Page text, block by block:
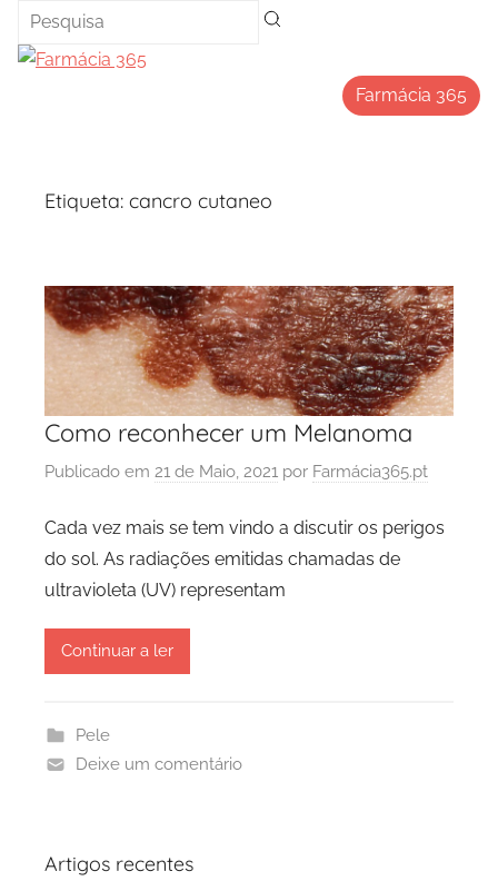
Saltar
para
Farmácia 365
Etiqueta: cancro cutaneo
Como reconhecer um Melanoma
Publicado em 21 de Maio, 2021 por Farmácia365.pt
Cada vez mais se tem vindo a discutir os perigos
do sol. As radiações emitidas chamadas de
ultravioleta (UV) representam
Continuar a ler
Pele
Deixe um comentário
Artigos recentes